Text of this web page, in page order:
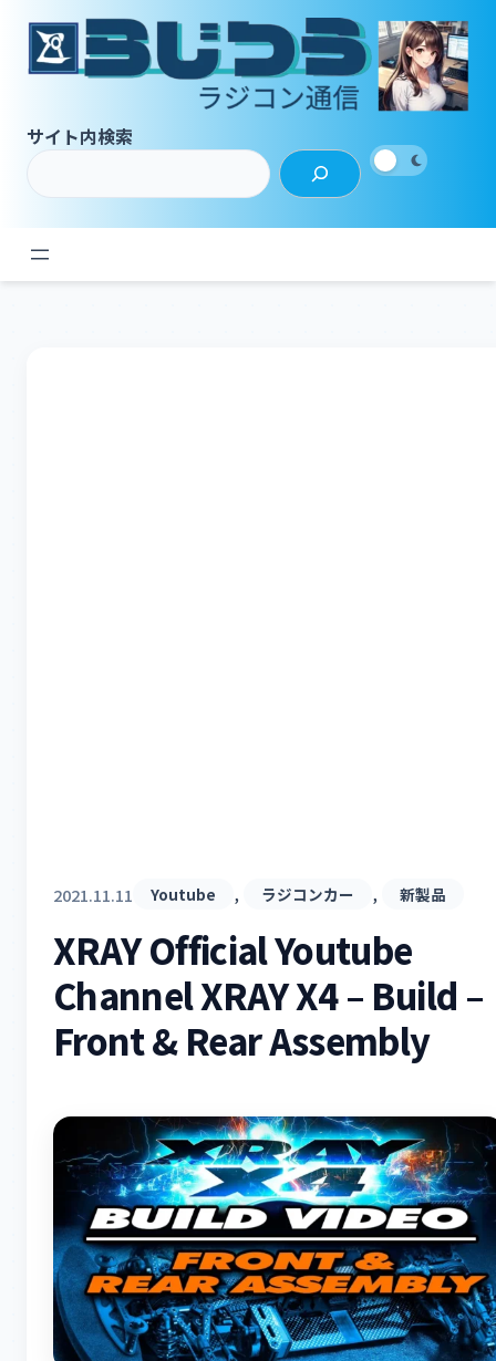
サイト内検索
2021.11.11 Youtube , ラジコンカー , 新製品
XRAY Official Youtube
Channel XRAY X4 – Build –
Front & Rear Assembly